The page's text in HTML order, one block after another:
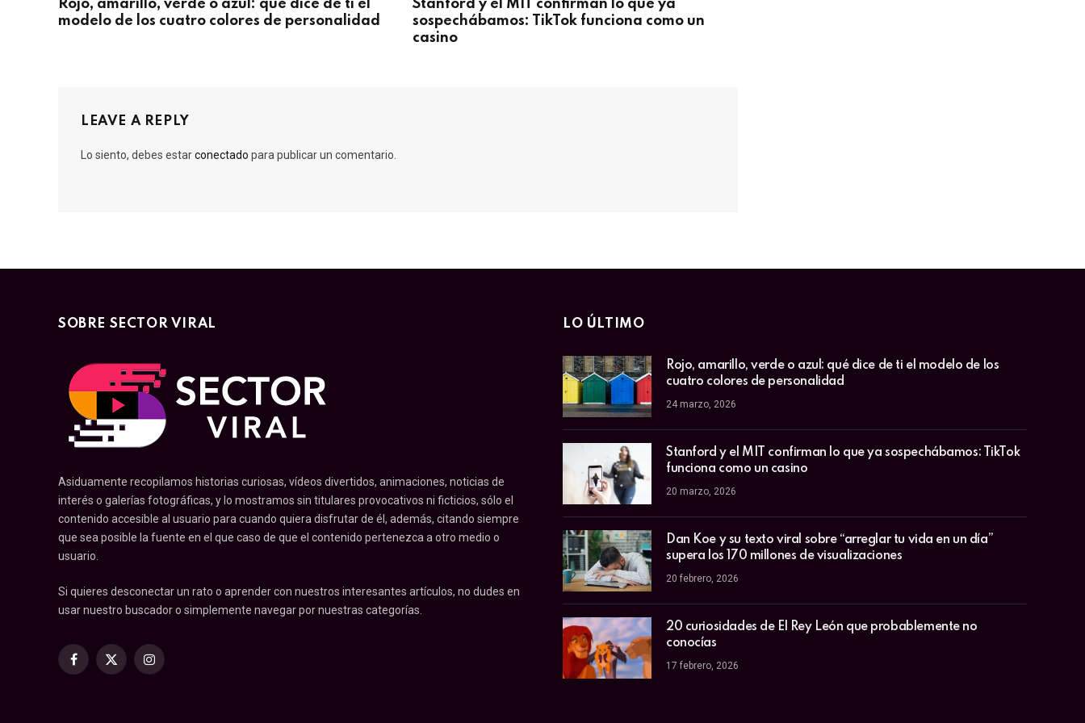
Rojo, amarillo, verde o azul: qué dice de ti el
modelo de los cuatro colores de personalidad
Stanford y el MIT confirman lo que ya
sospechábamos: TikTok funciona como un
casino
LEAVE A REPLY
Lo siento, debes estarconectado para publicar un comentario.
SOBRE SECTOR VIRAL
Asiduamente recopilamos historias curiosas, vídeos divertidos, animaciones, noticias de
interés o galerías fotográficas, y lo mostramos sin titulares provocativos ni ficticios, sólo el
contenido accesible al usuario para cuando quiera disfrutar de él, además, citando siempre
que sea posible la fuente en el que caso de que el contenido pertenezca a otro medio o
usuario.
Si quieres desconectar un rato o aprender con nuestros interesantes artículos, no dudes en
usar nuestro buscador o simplemente navegar por nuestras categorías.
Facebook
X
Instagram
LO ÚLTIMO
Rojo, amarillo, verde o azul: qué dice de ti el modelo de los
cuatro colores de personalidad
24 marzo, 2026
Stanford y el MIT confirman lo que ya sospechábamos: TikTok
funciona como un casino
20 marzo, 2026
Dan Koe y su texto viral sobre “arreglar tu vida en un día”
supera los 170 millones de visualizaciones
20 febrero, 2026
20 curiosidades de El Rey León que probablemente no
conocías
17 febrero, 2026